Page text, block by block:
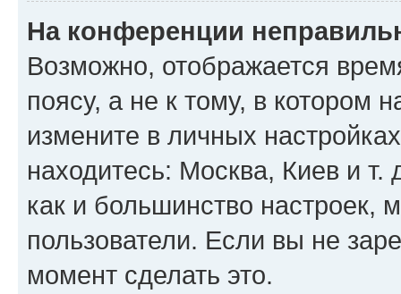
На конференции
Возможно, отображается
поясу, а не к тому, в котором
измените в личных
находитесь: Москва, Киев и т.
как и большинство настроек,
пользователи. Если вы не
момент сделать это.